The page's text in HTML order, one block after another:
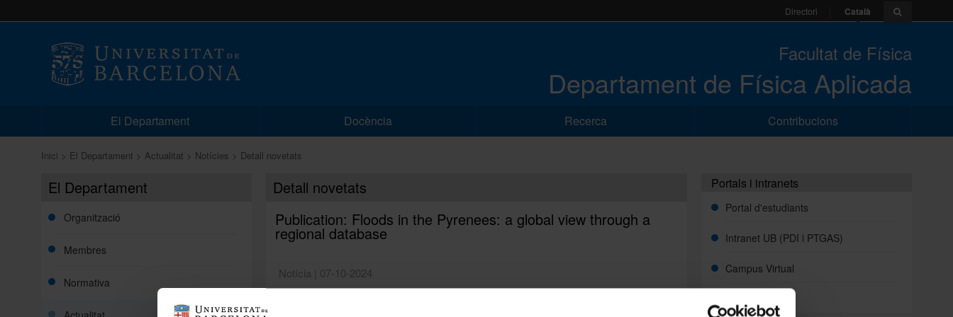
Directori Català
Facultat de Física
Departament de Física Aplicada
El Departament Docència Recerca Contribucions
Inici El Departament Actualitat Notícies Detall novetats
El Departament
Organització
Membres
Normativa
Detall novetats
Publication: Floods in the Pyrenees: a global view through a
regional database
Notícia | 07-10-2024
Portals i intranets
Portal d'estudiants
Intranet UB (PDI i PTGAS)
Campus Virtual